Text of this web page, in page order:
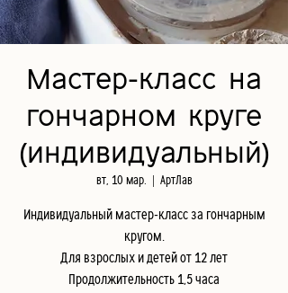
Мастер-класс на
гончарном круге
(индивидуальный)
вт, 10 мар. АртЛав
Индивидуальный мастер-класс за гончарным
кругом.
Для взрослых и детей от 12 лет
Продолжительность 1,5 часа